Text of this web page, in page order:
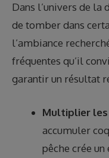
Dans l’univers de
de tomber dans
l’ambiance
fréquentes qu’il
garantir un résultat
Multiplier les
accumuler
pêche crée un